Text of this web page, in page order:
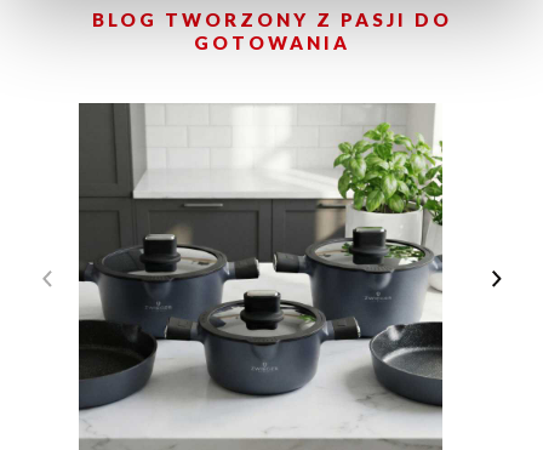
BLOG TWORZONY Z PASJI DO
GOTOWANIA